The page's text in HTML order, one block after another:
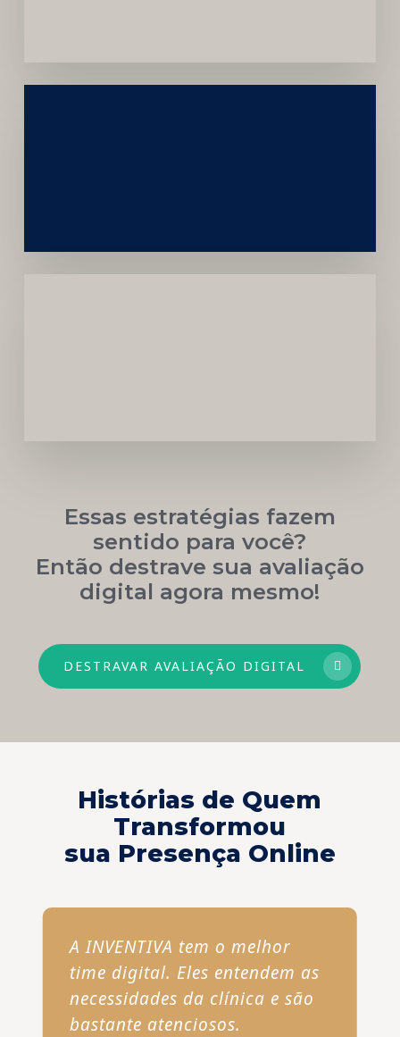
Essas estratégias fazem
sentido para você?
Então destrave sua avaliação
digital agora mesmo!
DESTRAVAR AVALIAÇÃO DIGITAL
Histórias de Quem
Transformou
sua Presença Online
A INVENTIVA tem o melhor
time digital. Eles entendem as
necessidades da clínica e são
bastante atenciosos.